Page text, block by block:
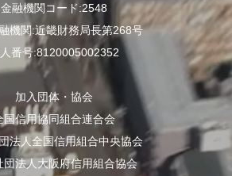
金融機関コード:2548
機関:近畿財務局長第268号
番号:8120005002352
加入団体・協会
国信用協同組合連合会
法人全国信用組合中央協会
団法人大阪府信用組合協会